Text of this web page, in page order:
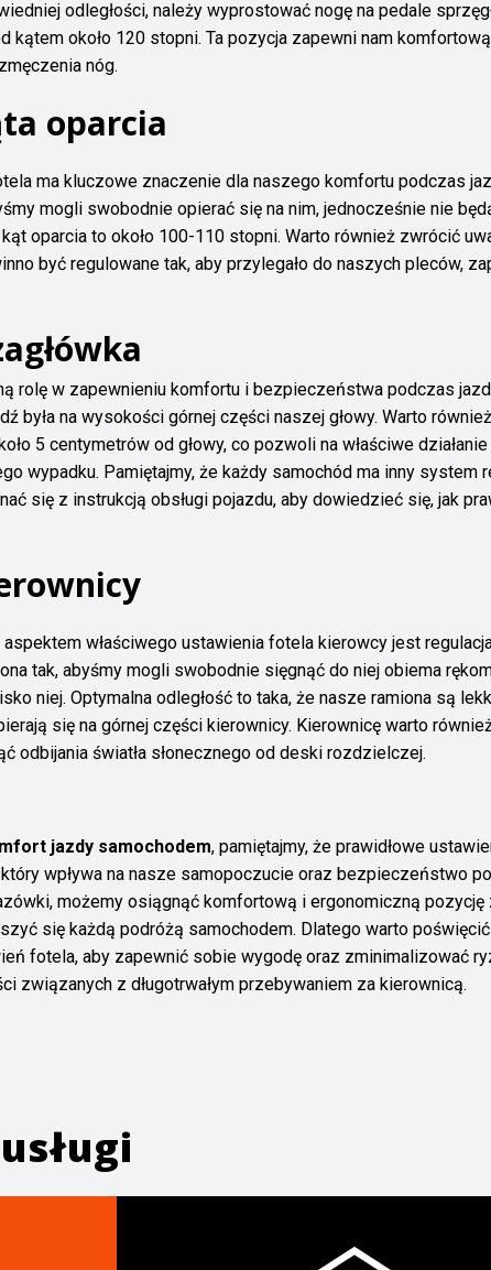
odległości, należy wyprostować nogę na pedale
kątem około 120 stopni. Ta pozycja zapewni nam
nóg.
oparcia
ma kluczowe znaczenie dla naszego komfortu podczas
mogli swobodnie opierać się na nim, jednocześnie nie
oparcia to około 100-110 stopni. Warto również zwrócić
być regulowane tak, aby przylegało do naszych pleców,
rolę w zapewnieniu komfortu i bezpieczeństwa podczas
była na wysokości górnej części naszej głowy. Warto
5 centymetrów od głowy, co pozwoli na właściwe
wypadku. Pamiętajmy, że każdy samochód ma inny system
się z instrukcją obsługi pojazdu, aby dowiedzieć się, jak
właściwego ustawienia fotela kierowcy jest
tak, abyśmy mogli swobodnie sięgnąć do niej obiema
niej. Optymalna odległość to taka, że nasze ramiona są
się na górnej części kierownicy. Kierownicę warto
odbijania światła słonecznego od deski rozdzielczej.
jazdy samochodem, pamiętajmy, że prawidłowe
wpływa na nasze samopoczucie oraz bezpieczeństwo
możemy osiągnąć komfortową i ergonomiczną pozycję
się każdą podróżą samochodem. Dlatego warto
fotela, aby zapewnić sobie wygodę oraz zminimalizować
związanych z długotrwałym przebywaniem za kierownicą.